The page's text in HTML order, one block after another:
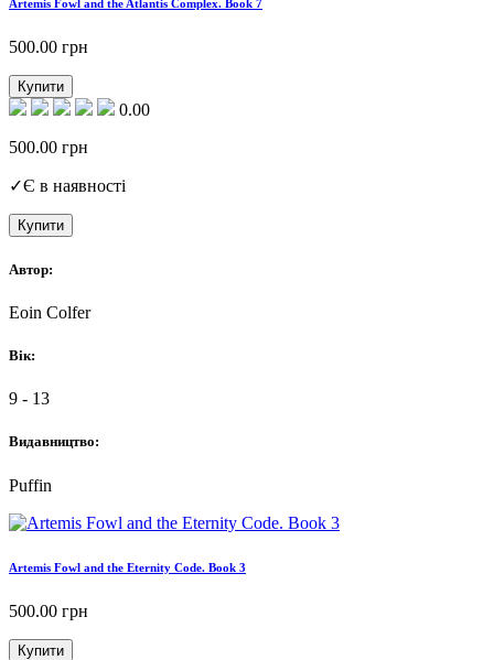
Artemis Fowl and the Atlantis Complex. Book 7
500.00 грн
Купити
0.00
500.00 грн
✓Є в наявності
Купити
Автор:
Eoin Colfer
Вік:
9 - 13
Видавництво:
Puffin
Artemis Fowl and the Eternity Code. Book 3
500.00 грн
Купити